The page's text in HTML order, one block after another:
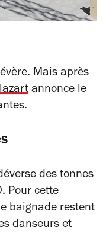
Mais après
annonce le
des tonnes
Pour cette
baignade restent
danseurs et